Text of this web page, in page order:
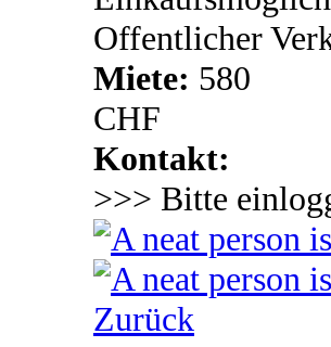
Offentlicher
Miete: 580
CHF
Kontakt:
>>> Bitte
Zurück